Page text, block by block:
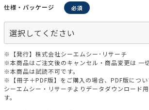
仕様・パッケージ
※【発行】株式会社シーエムシー･リサーチ
※本商品はご注文後のキャンセル・商品変更は 一
※本商品は試読不可です。
※【冊子＋PDF版】をご購入の場合、PDF版につ
シーエムシー・リサーチよりデータダウンロード
す。